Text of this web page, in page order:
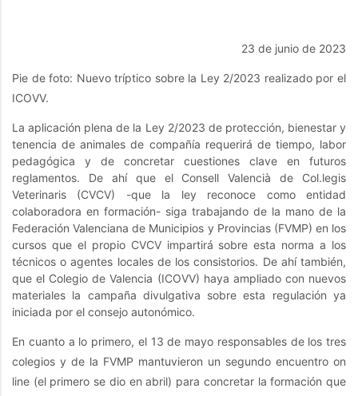
23 de junio de 2023
Pie de foto: Nuevo tríptico sobre la Ley 2/2023 realizado por el
ICOVV.
La aplicación plena de la Ley 2/2023 de protección, bienestar y
tenencia de animales de compañía requerirá de tiempo, labor
pedagógica y de concretar cuestiones clave en futuros
reglamentos. De ahí que el Consell Valencià de Col.legis
Veterinaris (CVCV) -que la ley reconoce como entidad
colaboradora en formación- siga trabajando de la mano de la
Federación Valenciana de Municipios y Provincias (FVMP) en los
cursos que el propio CVCV impartirá sobre esta norma a los
técnicos o agentes locales de los consistorios. De ahí también,
que el Colegio de Valencia (ICOVV) haya ampliado con nuevos
materiales la campaña divulgativa sobre esta regulación ya
iniciada por el consejo autonómico.
En cuanto a lo primero, el 13 de mayo responsables de los tres
colegios y de la FVMP mantuvieron un segundo encuentro on
line (el primero se dio en abril) para concretar la formación que